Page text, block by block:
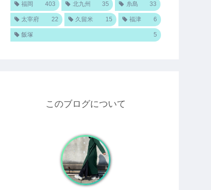
福岡 403 北九州 35 糸島 33
太宰府 22 久留米 15 福津 6
飯塚 5
このブログについて